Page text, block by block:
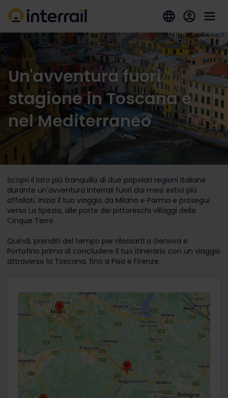
Un'avventura fuori
stagione in Toscana e
nel Mediterraneo
Scopri il lato più tranquillo di due popolari regioni italiane
durante un'avventura Interrail fuori dai mesi estivi più
affollati. Inizia il tuo viaggio da Milano e Parma e prosegui
verso La Spezia, alle porte dei pittoreschi villaggi delle
Cinque Terre.
Quindi, prenditi del tempo per rilassarti a Genova e
Portofino prima di concludere il tuo itinerario con un viaggio
attraverso la Toscana, fino a Pisa e Firenze.